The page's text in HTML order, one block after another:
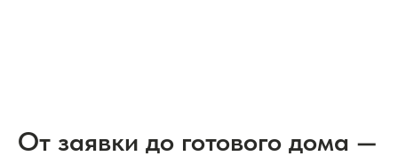
От заявки до готового дома —